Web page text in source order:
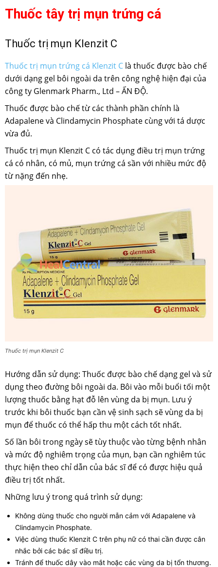
Thuốc tây trị mụn trứng cá
Thuốc trị mụn Klenzit C
Thuốc trị mụn trứng cá Klenzit C là thuốc được bào chế
dưới dạng gel bôi ngoài da trên công nghệ hiện đại của
công ty Glenmark Pharm., Ltd – ẤN ĐỘ.
Thuốc được bào chế từ các thành phần chính là
Adapalene và Clindamycin Phosphate cùng với tá dược
vừa đủ.
Thuốc trị mụn Klenzit C có tác dụng điều trị mụn trứng
cá có nhân, có mủ, mụn trứng cá sần với nhiều mức độ
từ nặng đến nhẹ.
Thuốc trị mụn Klenzit C
Hướng dẫn sử dụng: Thuốc được bào chế dạng gel và sử
dụng theo đường bôi ngoài da. Bôi vào mỗi buổi tối một
lượng thuốc bằng hạt đỗ lên vùng da bị mụn. Lưu ý
trước khi bôi thuốc bạn cần vệ sinh sạch sẽ vùng da bị
mụn để thuốc có thể hấp thu một cách tốt nhất.
Số lần bôi trong ngày sẽ tùy thuộc vào từng bệnh nhân
và mức độ nghiêm trọng của mụn, bạn cần nghiêm túc
thực hiện theo chỉ dẫn của bác sĩ để có được hiệu quả
điều trị tốt nhất.
Những lưu ý trong quá trình sử dụng:
Không dùng thuốc cho người mẫn cảm với Adapalene và
Clindamycin Phosphate.
Việc dùng thuốc Klenzit C trên phụ nữ có thai cần được cân
nhắc bởi các bác sĩ điều trị.
Tránh để thuốc dây vào mắt hoặc các vùng da bị tổn thương.